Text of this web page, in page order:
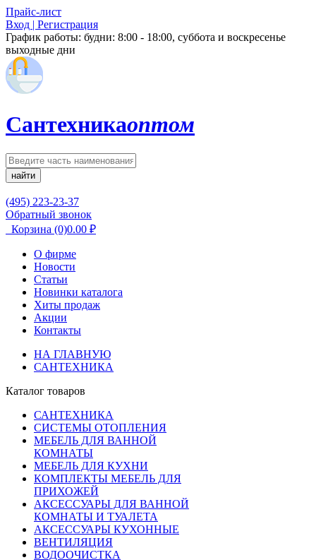
Прайс-лист
Вход | Регистрация
График работы: будни: 8:00 - 18:00, суббота и воскресенье
выходные дни
Сантехникаоптом
найти
(495) 223-23-37
Обратный звонок
Корзина (0)0.00 ₽
О фирме
Новости
Статьи
Новинки каталога
Хиты продаж
Акции
Контакты
НА ГЛАВНУЮ
САНТЕХНИКА
Каталог товаров
САНТЕХНИКА
СИСТЕМЫ ОТОПЛЕНИЯ
МЕБЕЛЬ ДЛЯ ВАННОЙ
КОМНАТЫ
МЕБЕЛЬ ДЛЯ КУХНИ
КОМПЛЕКТЫ МЕБЕЛЬ ДЛЯ
ПРИХОЖЕЙ
АКСЕССУАРЫ ДЛЯ ВАННОЙ
КОМНАТЫ И ТУАЛЕТА
АКСЕССУАРЫ КУХОННЫЕ
ВЕНТИЛЯЦИЯ
ВОДООЧИСТКА